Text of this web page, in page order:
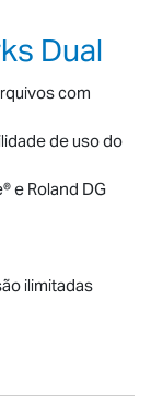
Dual
com
de uso do
e Roland DG
ilimitadas